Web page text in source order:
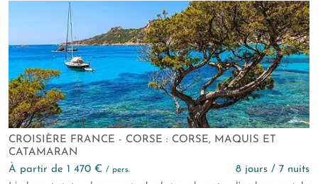
CROISIÈRE FRANCE - CORSE : CORSE, MAQUIS ET
CATAMARAN
à partir de 1 470 € / pers.
8 jours / 7 nuits